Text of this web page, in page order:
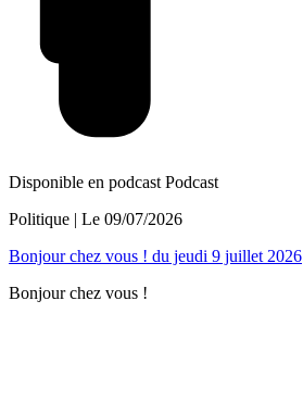
Disponible en podcast Podcast
Politique | Le 09/07/2026
Bonjour chez vous ! du jeudi 9 juillet 2026
Bonjour chez vous !